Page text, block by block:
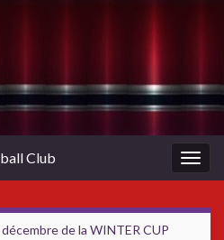
Club
de la WINTER CUP